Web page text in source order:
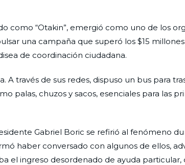
como “Otakin”, emergió como uno de los
una campaña que superó los $15
de coordinación ciudadana.
través de sus redes, dispuso un bus para
palas, chuzos y sacos, esenciales para las
Gabriel Boric se refirió al fenómeno
haber conversado con algunos de ellos,
el ingreso desordenado de ayuda particular,